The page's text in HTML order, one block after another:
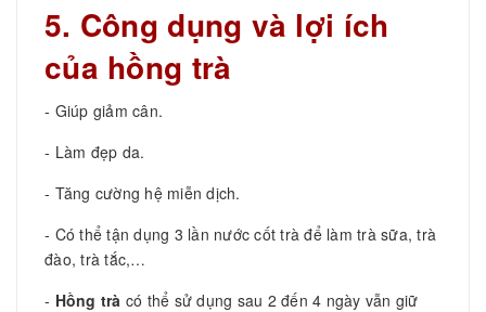
5. Công dụng và lợi ích
của hồng trà
- Giúp giảm cân.
- Làm đẹp da.
- Tăng cường hệ miễn dịch.
- Có thể tận dụng 3 lần nước cốt trà để làm trà sữa, trà
đào, trà tắc,…
- Hồng trà có thể sử dụng sau 2 đến 4 ngày vẫn giữ